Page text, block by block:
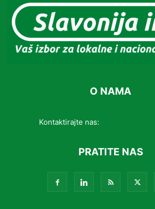
O NAMA
Kontaktirajte nas:
PRATITE NAS